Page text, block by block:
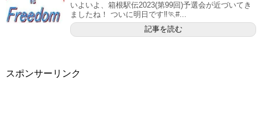
いよいよ、箱根駅伝2023(第99回)予選会が近づいてき
ましたね！ ついに明日です‼️🏃#...
記事を読む
スポンサーリンク